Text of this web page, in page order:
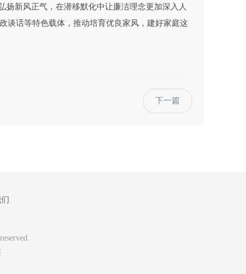
新风正气，在潜移默化中让廉洁理念更加深入人
谈话等特色载体，推动培育优良家风，建好家庭这
下一篇